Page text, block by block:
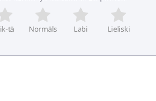
demonstrēšanai. Oriģinālā produkta
tā Normāls Labi Lieliski